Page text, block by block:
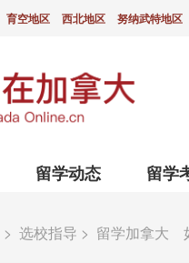
育空地区 西北地区 努纳武特地区
留学动态 留学
> 选校指导 > 留学加拿大